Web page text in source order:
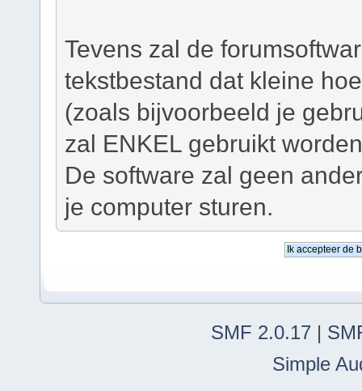
Tevens zal de
tekstbestand dat kleine
(zoals bijvoorbeeld je
zal ENKEL gebruikt
De software zal geen
je computer sturen.
SMF 2.0.17 |
Simple